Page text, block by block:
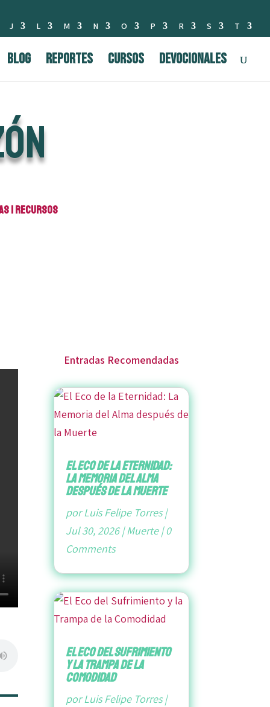
J L M N O P R S T
BLOG Reportes Cursos Devocionales
|Recursos
Entradas Recomendadas
El Eco de la Eternidad:
La Memoria del Alma
después de la Muerte
porLuis Felipe Torres|
Jul 30, 2026|Muerte|0
Comments
El Eco del Sufrimiento
y la Trampa de la
Comodidad
porLuis Felipe Torres|